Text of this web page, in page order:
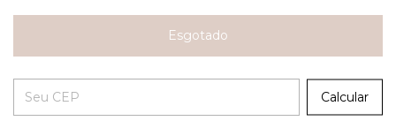
Entregas para o CEP:
Calcular